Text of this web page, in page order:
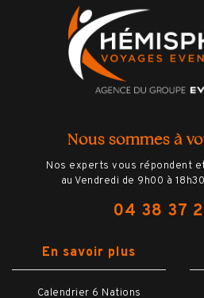
Nous sommes à
Nos experts vous répondent
au Vendredi de 9h00 à
04 38 37
En savoir plus
Calendrier 6 Nations